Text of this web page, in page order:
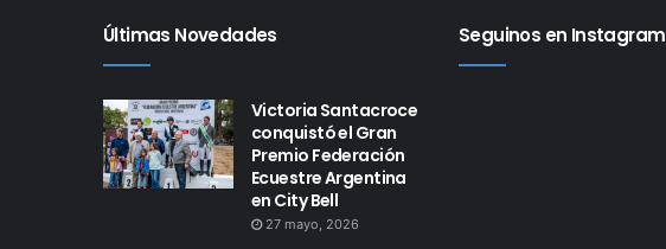
Últimas Novedades
Victoria Santacroce
conquistó el Gran
Premio Federación
Ecuestre Argentina
en City Bell
27 mayo, 2026
Seguinos en Instagram